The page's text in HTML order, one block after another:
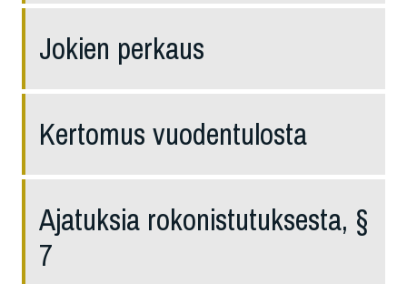
Jokien perkaus
Kertomus vuodentulosta
Ajatuksia rokonistutuksesta, §
7